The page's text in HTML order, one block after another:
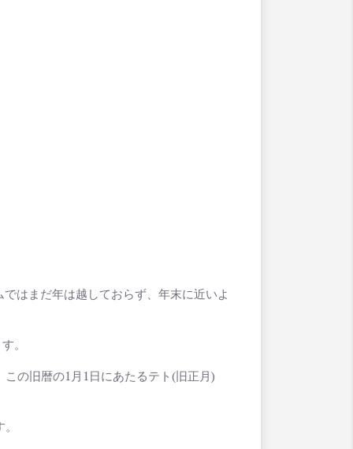
はまだ年は越しておらず、年末に近いよ
。
の旧暦の1月1日にあたるテト(旧正月)